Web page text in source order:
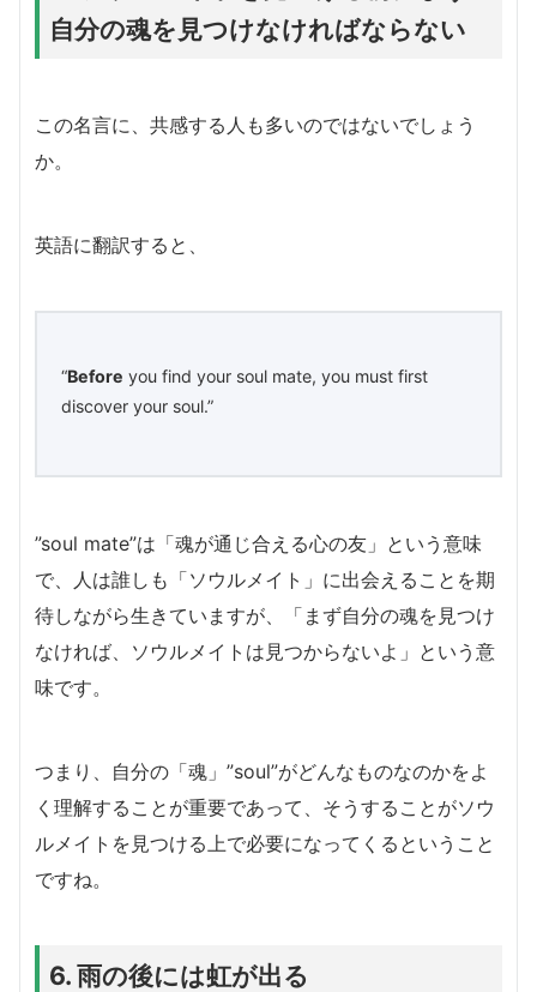
自分の魂を見つけなければならない
この名言に、共感する人も多いのではないでしょう
か。
英語に翻訳すると、
“Before you find your soul mate, you must first
discover your soul.”
”soul mate”は「魂が通じ合える心の友」という意味
で、人は誰しも「ソウルメイト」に出会えることを期
待しながら生きていますが、「まず自分の魂を見つけ
なければ、ソウルメイトは見つからないよ」という意
味です。
つまり、自分の「魂」”soul”がどんなものなのかをよ
く理解することが重要であって、そうすることがソウ
ルメイトを見つける上で必要になってくるということ
ですね。
6. 雨の後には虹が出る